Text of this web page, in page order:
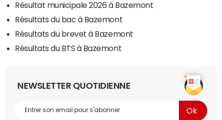
Résultat municipale 2026 à Bazemont
Résultats du bac à Bazemont
Résultats du brevet à Bazemont
Résultats du BTS à Bazemont
NEWSLETTER QUOTIDIENNE